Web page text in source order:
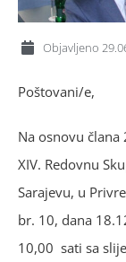
Objavljeno
Poštovani/e,
Na osnovu člana
XIV. Redovnu
Sarajevu, u
br. 10, dana
10,00 sati sa